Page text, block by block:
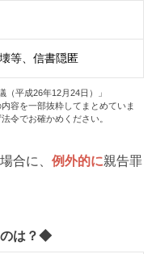
等、信書隠匿
（平成26年12月24日）」
内容を一部抜粋してまとめていま
令でお確かめください。
合に、 例外的に親告罪
のは？◆